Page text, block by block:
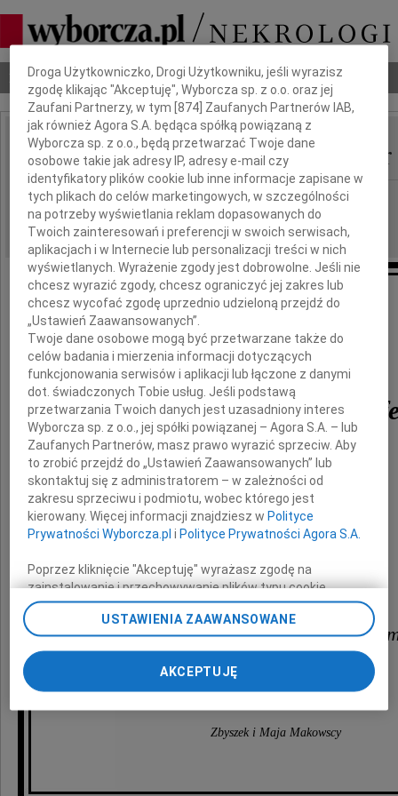
Nekrologi Odeszli Poradnik pogrzebowy
IMIĘ I NAZWISKO: Mariusz Hermansdorfer
REGION: cała Polska
DATA EMISJI: 28.08.2018
Uczeń Mariana Morelowskiego (1884-1963)
autora wielkiej definicji sztuki
jako zaplatanie abstrakcji i naturalizmu.
Mariusz
(1940-2018)
Nasz przyjaciel serdeczny.
Niezwykle ważny dla polskiej kultury
we Wrocławiu, Polsce i Świecie.
z Alicją - Żoną,
Córką Mają, synem
oraz Ich Rodzinami.
Zbyszek i Maja Makowscy
Dbamy o Twoją prywatność
Droga Użytkowniczko, Drogi Użytkowniku, jeśli wyrazisz
zgodę klikając "Akceptuję", Wyborcza sp. z o.o. oraz jej
Zaufani Partnerzy, w tym [874] Zaufanych Partnerów IAB,
jak również Agora S.A. będąca spółką powiązaną z
Wyborcza sp. z o.o., będą przetwarzać Twoje dane
osobowe takie jak adresy IP, adresy e-mail czy
identyfikatory plików cookie lub inne informacje zapisane w
tych plikach do celów marketingowych, w szczególności
na potrzeby wyświetlania reklam dopasowanych do
Twoich zainteresowań i preferencji w swoich serwisach,
aplikacjach i w Internecie lub personalizacji treści w nich
wyświetlanych. Wyrażenie zgody jest dobrowolne. Jeśli nie
chcesz wyrazić zgody, chcesz ograniczyć jej zakres lub
chcesz wycofać zgodę uprzednio udzieloną przejdź do
„Ustawień Zaawansowanych”.
Twoje dane osobowe mogą być przetwarzane także do
celów badania i mierzenia informacji dotyczących
funkcjonowania serwisów i aplikacji lub łączone z danymi
dot. świadczonych Tobie usług. Jeśli podstawą
przetwarzania Twoich danych jest uzasadniony interes
Wyborcza sp. z o.o., jej spółki powiązanej – Agora S.A. – lub
Zaufanych Partnerów, masz prawo wyrazić sprzeciw. Aby
to zrobić przejdź do „Ustawień Zaawansowanych” lub
skontaktuj się z administratorem – w zależności od
zakresu sprzeciwu i podmiotu, wobec którego jest
kierowany. Więcej informacji znajdziesz wPolityce
Prywatności Wyborcza.pl iPolityce Prywatności Agora S.A.
Poprzez kliknięcie "Akceptuję" wyrażasz zgodę na
zainstalowanie i przechowywanie plików typu cookie
Wyborczej sp. z o. o. jej Zaufanych Partnerów i Agora S.A.
na Twoim urządzeniu końcowym. Możesz też w każdej
chwili zmienić swoje preferencje dot. plików cookie,
ponownie wywołując narzędzie do zarządzania Twoimi
preferencjami dot. przetwarzania danych poprzez
odnośnik „Ustawienia prywatności” w stopce serwisu i
przechodząc do sekcji „Ustawienia zaawansowane”.
Zmiana ustawień plików cookie możliwa jest także za
USTAWIENIA ZAAWANSOWANE
AKCEPTUJĘ